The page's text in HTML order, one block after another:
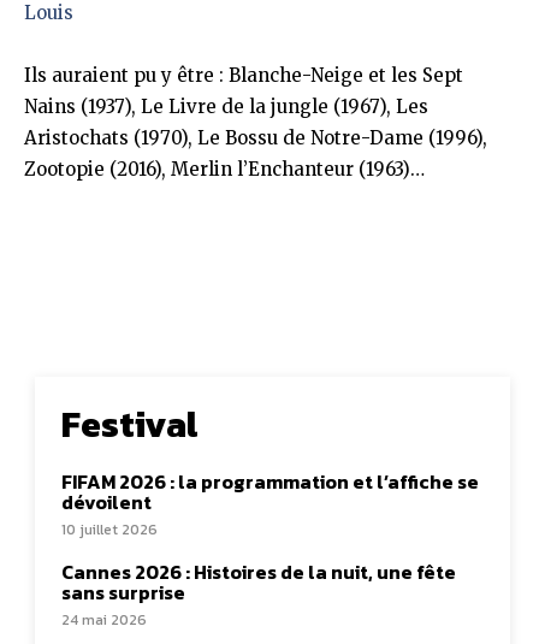
Louis
Ils auraient pu y être : Blanche-Neige et les Sept
Nains (1937), Le Livre de la jungle (1967), Les
Aristochats (1970), Le Bossu de Notre-Dame (1996),
Zootopie (2016), Merlin l’Enchanteur (1963)…
Festival
FIFAM 2026 : la programmation et l’affiche se
dévoilent
10 juillet 2026
Cannes 2026 : Histoires de la nuit, une fête
sans surprise
24 mai 2026